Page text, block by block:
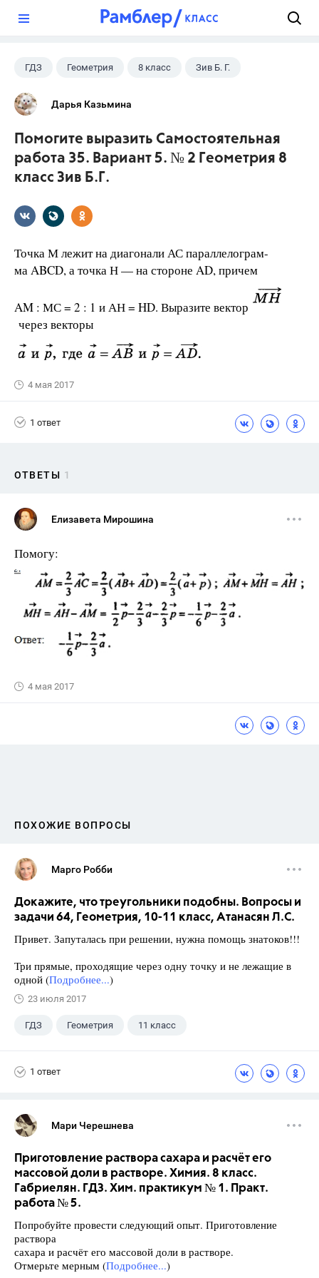
ГДЗ Геометрия 8 класс Зив Б. Г.
Дарья Казьмина
Помогите выразить Самостоятельная
работа 35. Вариант 5. № 2 Геометрия 8
класс Зив Б.Г.
Точка М лежит на диагонали АС параллелограм-
ма ABCD, а точка Н — на стороне AD, причем
AM : МС = 2 : 1 и АН = HD. Выразите вектор
через векторы
4 мая 2017
1 ответ
ОТВЕТЫ 1
Елизавета Мирошина
Помогу:
4 мая 2017
ПОХОЖИЕ ВОПРОСЫ
Марго Робби
Докажите, что треугольники подобны. Вопросы и
задачи 64, Геометрия, 10-11 класс, Атанасян Л.С.
Привет. Запуталась при решении, нужна помощь знатоков!!!
Три прямые, проходящие через одну точку и не лежащие в
одной (Подробнее...)
23 июля 2017
ГДЗ Геометрия 11 класс
1 ответ
Мари Черешнева
Приготовление раствора сахара и расчёт его
массовой доли в растворе. Химия. 8 класс.
Габриелян. ГДЗ. Хим. практикум № 1. Практ.
работа № 5.
Попробуйте провести следующий опыт. Приготовление
раствора
сахара и расчёт его массовой доли в растворе.
Отмерьте мерным (Подробнее...)